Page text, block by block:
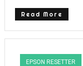
Read More
EPSON RESETTER